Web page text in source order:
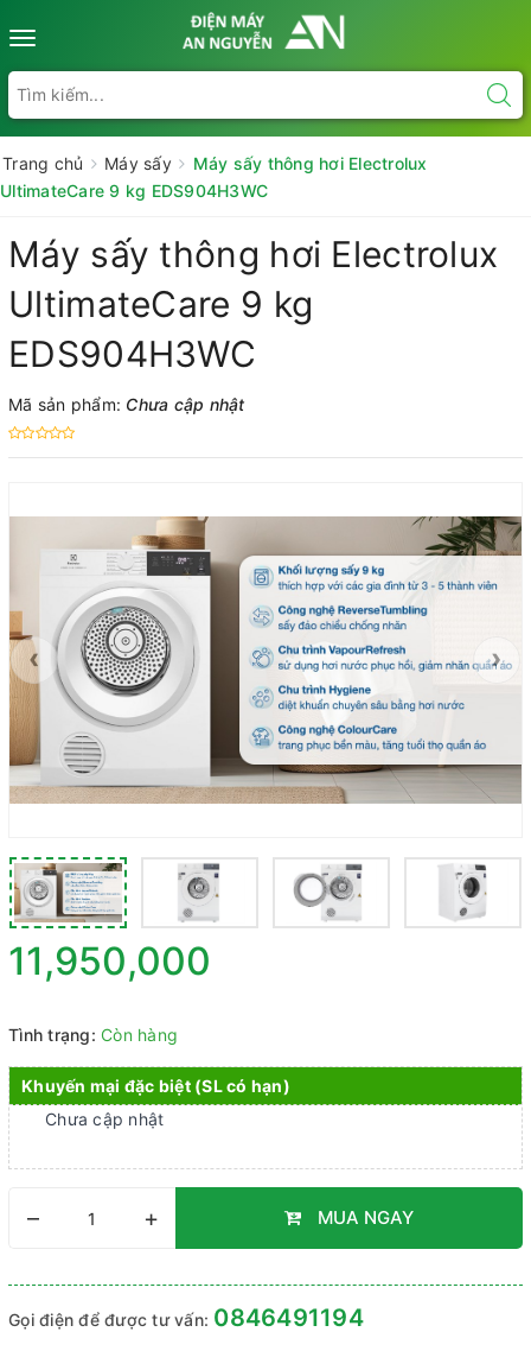
Toggle
Trang chủ Máy sấy
Máy sấy thông hơi Electrolux
UltimateCare 9 kg EDS904H3WC
Máy sấy thông hơi Electrolux
UltimateCare 9 kg
EDS904H3WC
Mã sản phẩm: Chưa cập nhật
‹ ›
11,950,000
Tình trạng: Còn hàng
Khuyến mại đặc biệt (SL có hạn)
Chưa cập nhật
– + MUA NGAY
Gọi điện để được tư vấn: 0846491194